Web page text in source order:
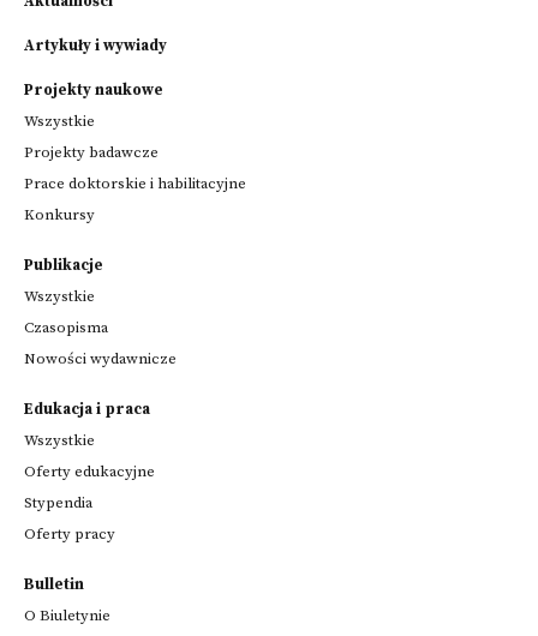
Artykuły i wywiady
Projekty naukowe
Wszystkie
Projekty badawcze
Prace doktorskie i habilitacyjne
Konkursy
Publikacje
Wszystkie
Czasopisma
Nowości wydawnicze
Edukacja i praca
Wszystkie
Oferty edukacyjne
Stypendia
Oferty pracy
Bulletin
O Biuletynie